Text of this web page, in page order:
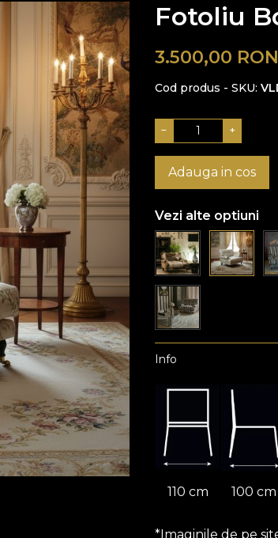
Fotoliu
3.500,00 RON
Cod produs - SKU
− +
Adauga in cos
Vezi alte optiuni
Info
110 cm 100 cm
*Imaginile de pe